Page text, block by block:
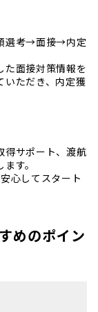
選考→面接→内定
た面接対策情報を
いただき、内定獲
得サポート、渡航
す。
心してスタート
めのポイン